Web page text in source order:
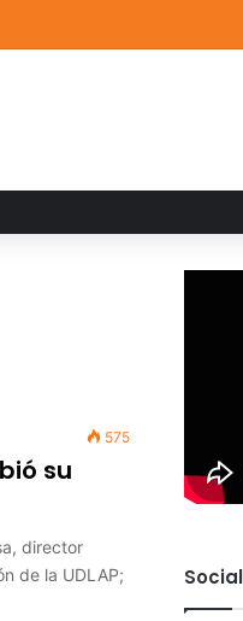
575
su
director
de la UDLAP;
Social